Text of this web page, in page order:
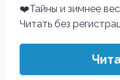
❤️Тайны и зимнее
Читать без